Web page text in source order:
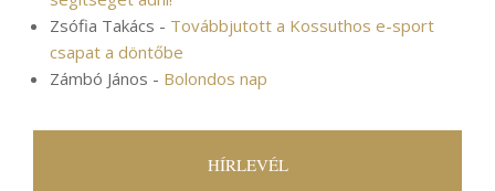
Zsófia Takács - Továbbjutott a Kossuthos e-sport
csapat a döntőbe
Zámbó János - Bolondos nap
HÍRLEVÉL